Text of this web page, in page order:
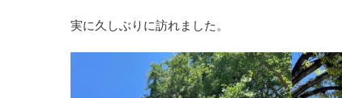
実に久しぶりに訪れました。